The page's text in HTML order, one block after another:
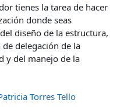
tienes la tarea de hacer
donde seas
diseño de la estructura,
delegación de la
y del manejo de la
Torres Tello